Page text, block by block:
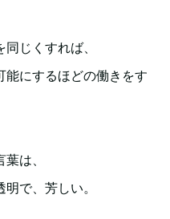
じくすれば、
能にするほどの働きをす
は、
で、芳しい。